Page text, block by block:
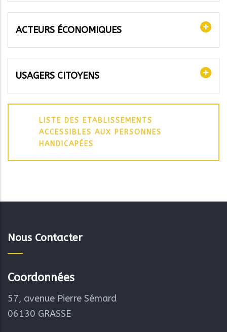
ACTEURS ÉCONOMIQUES
USAGERS CITOYENS
LISTE DES ETABLISSEMENTS
ACCESSIBLES AUX PERSONNES
HANDICAPÉES
Nous Contacter
Coordonnées
57, avenue Pierre Sémard
06130 GRASSE